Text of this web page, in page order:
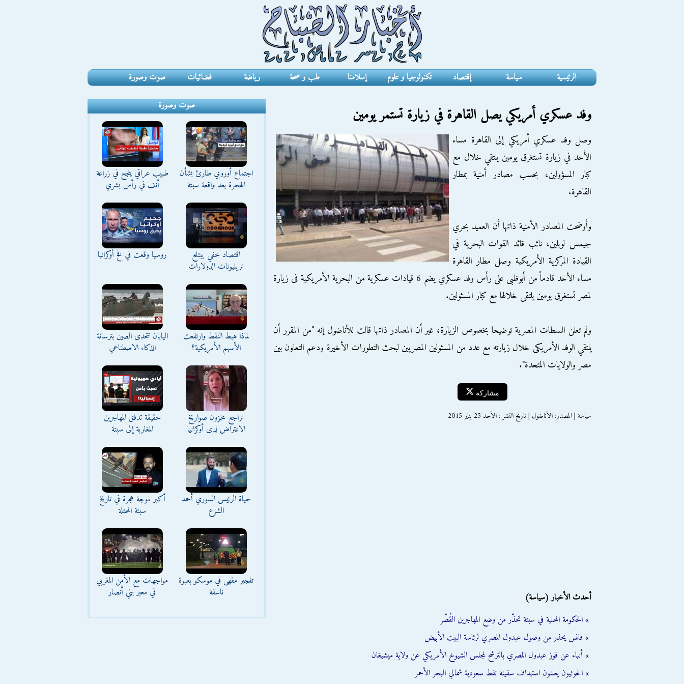
الرئيسية سياسة إقتصاد تكنولوجيا و علوم إسلامنا طب و صحة رياضة فضائيات صوت وصورة
وفد عسكري أمريكي يصل القاهرة في زيارة تستمر يومين
وصل وفد عسكري أمريكي إلى القاهرة مساء
الأحد في زيارة تستغرق يومين يلتقي خلال مع
كبار المسؤولين، بحسب مصادر أمنية بمطار
القاهرة.
وأوضحت المصادر الأمنية ذاتها أن العميد بحري
جيمس لوبلين، نائب قائد القوات البحرية في
القيادة المركزية الأمريكية وصل مطار القاهرة
مساء الأحد قادماً من أبوظبى على رأس وفد عسكري يضم 6 قيادات عسكرية من البحرية الأمريكية فى زيارة
لمصر تستغرق يومين يلتقى خلالها مع كبار المسئولين.
ولم تعلن السلطات المصرية توضيحا بخصوص الزيارة، غير أن المصادر ذاتها قالت للأناضول إنه "من المقرر أن
يلتقي الوفد الأمريكى خلال زيارته مع عدد من المسئولين المصريين لبحث التطورات الأخيرة ودعم التعاون بين
مصر والولايات المتحدة".
مشاركة
سياسة | المصدر: الأناضول | تاريخ النشر : الأحد 25 يناير 2015
أحدث الأخبار (سياسة)
» الحكومة المحلية في سبتة تحذّر من وضع المهاجرين القُصّر
» فانس يحذر من وصول عبدول المصري لرئاسة البيت الأبيض
» أنباء عن فوز عبدول المصري بالترشح لمجلس الشيوخ الأمريكي عن ولاية ميشيغان
» الحوثيون يعلنون استهداف سفينة نفط سعودية شمالي البحر الأحمر
صوت وصورة
اجتماع أوروبي طارئ بشأن
الهجرة بعد واقعة سبتة
طبيب عراقي ينجح في زراعة
أنف في رأس بشري
اقتصاد خفي يبتلع
تريليونات الدولارات
روسيا وقعت في فخ أوكرانيا
لماذا هبط النفط وارتفعت
الأسهم الأمريكية؟
اليابان تتحدى الصين بترسانة
الذكاء الاصطناعي
تراجع مخزون صواريخ
الاعتراض لدى أوكرانيا
حقيقة تدفق المهاجرين
المغاربة إلى سبتة
حياة الرئيس السوري أحمد
الشرع
أكبر موجة هجرة في تاريخ
سبتة المحتلة
تفجير مقهى في موسكو بعبوة
ناسفة
مواجهات مع الأمن المغربي
في معبر بني أنصار